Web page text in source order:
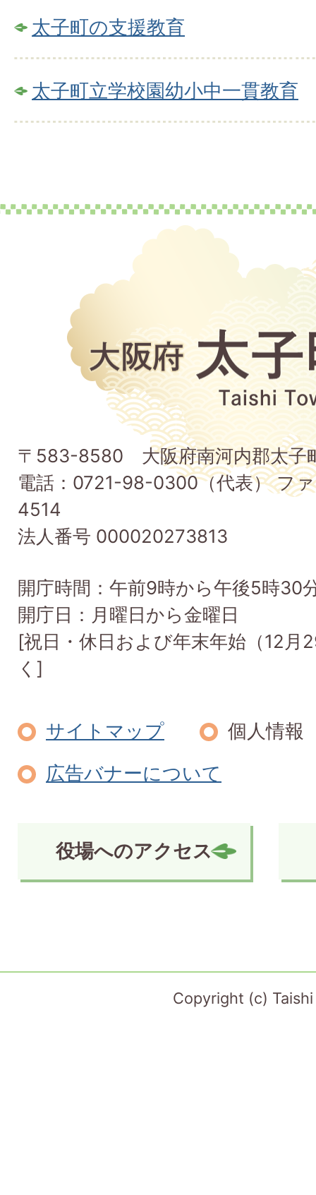
太子町の支援教育
太子町立学校園幼小中一貫教育
町
Taishi
Town
〒583-8580 大阪府南河内郡太子
電話：0721-98-0300（代表） フ
4514
法人番号 000020273813
開庁時間：午前9時から午後5時30
開庁日：月曜日から金曜日
[祝日・休日および年末年始（12月
く]
サイトマップ
個人情報
広告バナーについて
役場へのアクセス
Copyright (c)